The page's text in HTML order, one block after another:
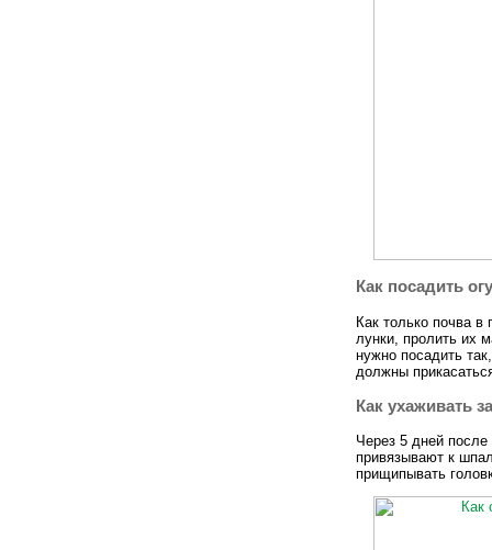
Как посадить
Как только почва в
лунки, пролить их
нужно посадить
должны
Как ухаживать
Через 5 дней после
привязывают к
прищипывать